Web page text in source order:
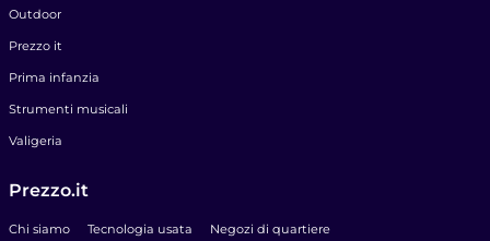
Outdoor
Prezzo it
Prima infanzia
Strumenti musicali
Valigeria
Prezzo.it
Chi siamo Tecnologia usata Negozi di quartiere